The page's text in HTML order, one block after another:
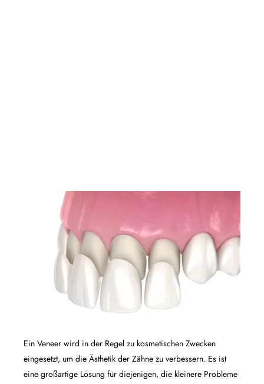
Ein Veneer wird in der Regel zu kosmetischen Zwecken
eingesetzt, um die Ästhetik der Zähne zu verbessern. Es ist
eine großartige Lösung für diejenigen, die kleinere Probleme